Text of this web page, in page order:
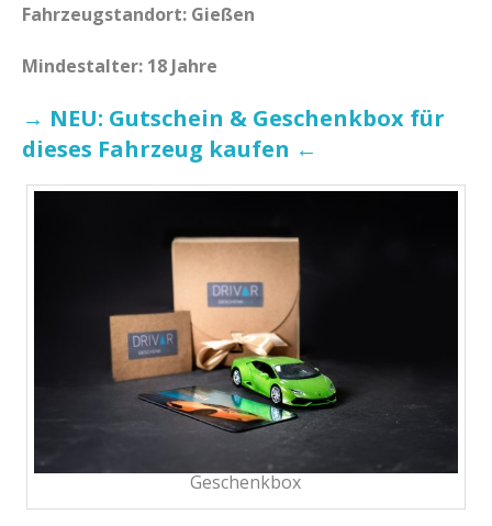
Fahrzeugstandort: Gießen
Mindestalter: 18 Jahre
→ NEU: Gutschein & Geschenkbox für
dieses Fahrzeug kaufen ←
Geschenkbox